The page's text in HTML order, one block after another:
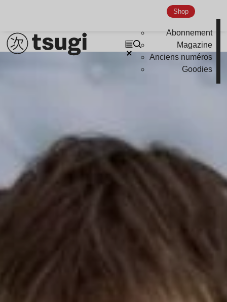
Shop
Abonnement
Magazine
Anciens numéros
Goodies
Lire l’article